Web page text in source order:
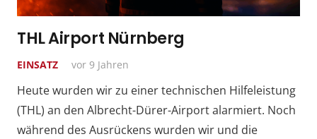
THL Airport Nürnberg
EINSATZ vor 9 Jahren
Heute wurden wir zu einer technischen Hilfeleistung
(THL) an den Albrecht-Dürer-Airport alarmiert. Noch
während des Ausrückens wurden wir und die